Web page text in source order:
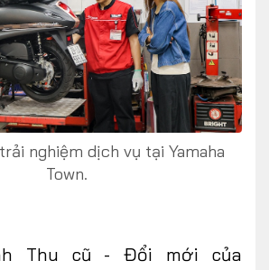
nghiệm dịch vụ tại Yamaha
Town.
Thu cũ - Đổi mới của